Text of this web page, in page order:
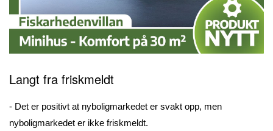
Langt fra friskmeldt
- Det er positivt at nyboligmarkedet er svakt opp, men
nyboligmarkedet er ikke friskmeldt.